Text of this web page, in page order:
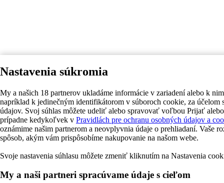
Nastavenia súkromia
My a našich 18 partnerov ukladáme informácie v zariadení alebo k
napríklad k jedinečným identifikátorom v súboroch cookie, za účelom
údajov. Svoj súhlas môžete udeliť alebo spravovať voľbou Prijať
prípadne kedykoľvek v Pravidlách pre ochranu osobných údajov a
oznámime našim partnerom a neovplyvnia údaje o prehliadaní. Vaše
spôsob, akým vám prispôsobíme nakupovanie na našom webe.
Svoje nastavenia súhlasu môžete zmeniť kliknutím na Nastavenia
My a naši partneri spracúvame údaje s cieľom